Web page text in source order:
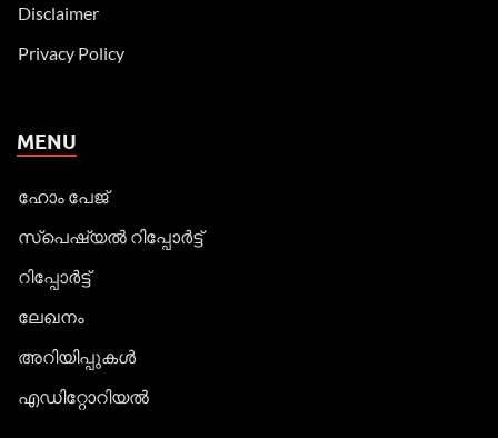
Disclaimer
Privacy Policy
MENU
ഹോം പേജ്
സ്പെഷ്യൽ റിപ്പോര്‍ട്ട്
റിപ്പോര്‍ട്ട്
ലേഖനം
അറിയിപ്പുകള്‍
എഡിറ്റോറിയല്‍